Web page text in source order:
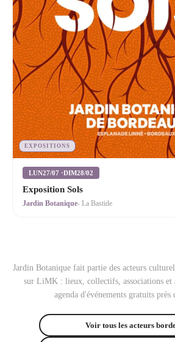
EXPOSITIONS
LUN27/07 ·DIM28/02
Exposition Sols
Jardin Botanique- La Bastide
Jardin Botanique fait partie des acteurs
sur LiMK : lieux, collectifs, associations et
agenda d'événements gratuits près
Voir tous les acteurs